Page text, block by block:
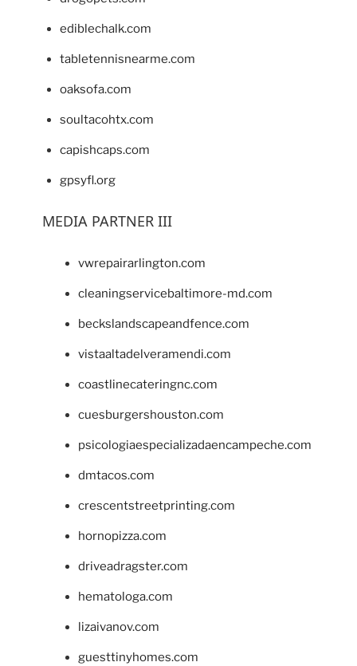
ediblechalk.com
tabletennisnearme.com
oaksofa.com
soultacohtx.com
capishcaps.com
gpsyfl.org
MEDIA PARTNER III
vwrepairarlington.com
cleaningservicebaltimore-md.com
beckslandscapeandfence.com
vistaaltadelveramendi.com
coastlinecateringnc.com
cuesburgershouston.com
psicologiaespecializadaencampeche.com
dmtacos.com
crescentstreetprinting.com
hornopizza.com
driveadragster.com
hematologa.com
lizaivanov.com
guesttinyhomes.com